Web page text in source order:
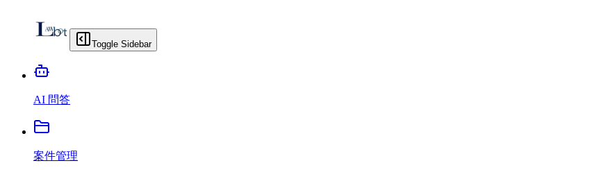
Toggle Sidebar
AI 問答
案件管理